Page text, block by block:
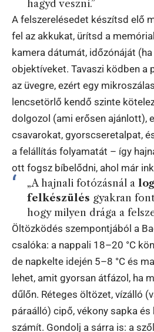
hagyd veszni.”
A felszerelésedet készítsd elő
fel az akkukat, ürítsd a
kamera dátumát, időzónáját
objektíveket. Tavaszi ködben a
az üvegre, ezért egy
lencsetörlő kendő szinte
dolgozol (ami erősen ajánlott),
csavarokat, gyorscseretalpat,
a felállítás folyamatát – így
ott fogsz bíbelődni, ahol már
„A hajnali fotózásnál a
felkészülés gyakran
hogy milyen drága a
Öltözködés szempontjából a
csalóka: a nappali 18–20 °C
de napkelte idején 5–8 °C és
lehet, amit gyorsan átfázol, ha
dűlőn. Réteges öltözet, vízálló
páraálló) cipő, vékony sapka
számít. Gondolj a sárra is: a